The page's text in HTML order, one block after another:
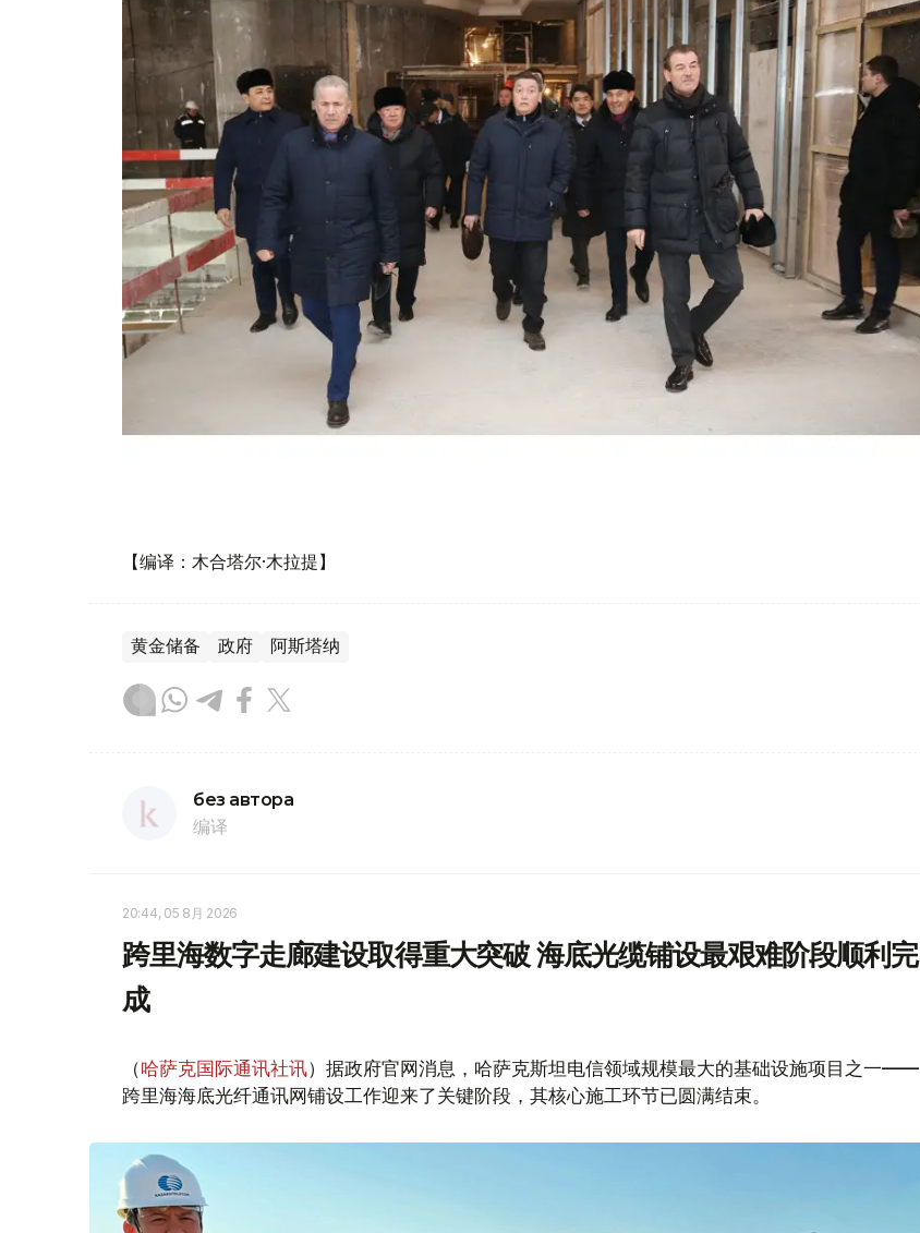
【编译：木合塔尔·木拉提】
黄金储备 政府 阿斯塔纳
без автора
编译
20:44, 05 8月 2026
跨里海数字走廊建设取得重大突破 海底光缆铺设最艰难阶段顺利完
成
（哈萨克国际通讯社讯）据政府官网消息，哈萨克斯坦电信领域规模最大的基础设施项目之一——
跨里海海底光纤通讯网铺设工作迎来了关键阶段，其核心施工环节已圆满结束。